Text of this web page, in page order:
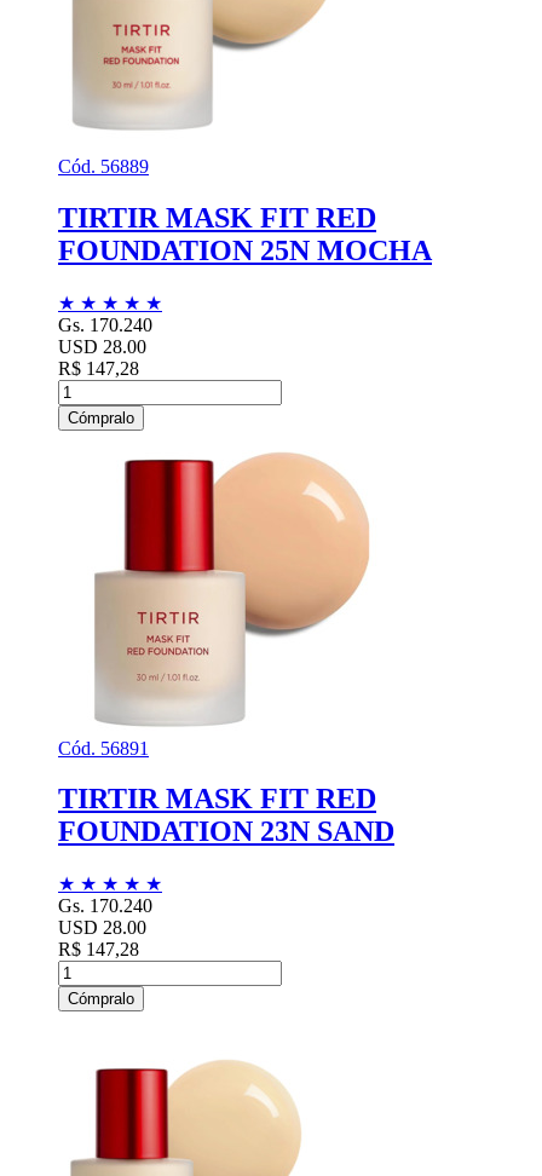
Cód. 56889
TIRTIR MASK FIT RED
FOUNDATION 25N MOCHA
★ ★ ★ ★ ★
Gs. 170.240
USD 28.00
R$ 147,28
Cómpralo
Cód. 56891
TIRTIR MASK FIT RED
FOUNDATION 23N SAND
★ ★ ★ ★ ★
Gs. 170.240
USD 28.00
R$ 147,28
Cómpralo